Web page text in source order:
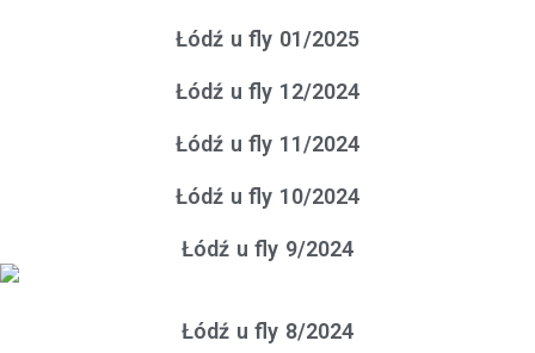
Łódź u fly 01/2025
Łódź u fly 12/2024
Łódź u fly 11/2024
Łódź u fly 10/2024
Łódź u fly 9/2024
Łódź u fly 8/2024